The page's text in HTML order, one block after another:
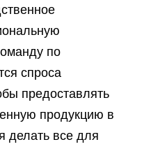
по
спроса
предоставлять
продукцию в
делать все для